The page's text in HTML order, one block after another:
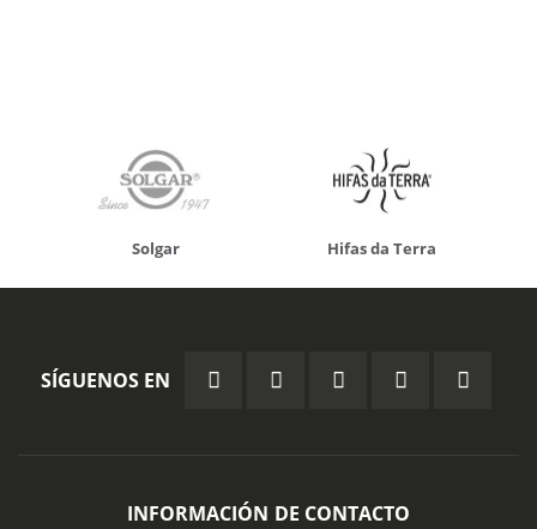
Solgar Hifas da Terra
SÍGUENOS EN
INFORMACIÓN DE CONTACTO